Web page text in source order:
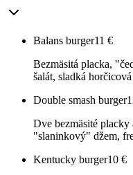
Balans burger11 €
Bezmäsitá placka,
šalát, sladká
Double smash burger
Dve bezmäsité
"slaninkový" džem,
Kentucky burger10 €